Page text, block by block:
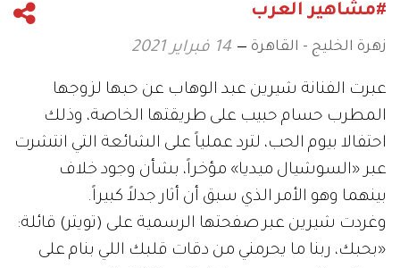
#مشاهير العرب
زهرة الخليج - القاهرة 14 فبراير 2021
عبرت الفنانة شيرين عبد الوهاب عن حبها لزوجها
المطرب حسام حبيب على طريقتها الخاصة، وذلك
احتفالا بيوم الحب، لترد عملياً على الشائعة التي انتشرت
عبر «السوشيال ميديا» مؤخراً، بشأن وجود خلاف
بينهما وهو الأمر الذي سبق أن أثار جدلاً كبيراً.
وغردت شيرين عبر صفحتها الرسمية على (تويتر) قائلة:
«‏بحبك، ربنا ما يحرمني من دقات قلبك اللي بنام على